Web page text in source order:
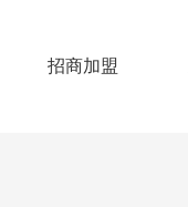
招商加盟